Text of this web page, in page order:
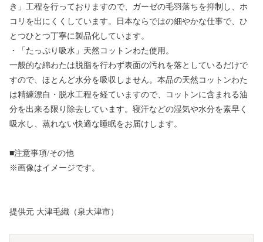
き」工程を行っておりますので、ガーゼの毛羽落ちを抑制し、ホ
コリを出にくくしています。日本ならではの細やかな仕事で、ひ
とつひとつ丁寧に製品化しています。
・「たっぷり吸水」天然コットンわた使用。
一般的な綿わたは脱脂を行わず表面の汚れを落としているだけで
すので、ほとんど水分を吸収しません。本品の天然コットンわた
は精練漂白・脱水工程を経ていますので、コットンに含まれる油
分を出来る限り除去しています。寝汗などの湿気や水分を素早く
吸水し、蒸れない快適な睡眠をお届けします。
■注意事項/その他
※画像はイメージです。
提供元 大津毛織（泉大津市）